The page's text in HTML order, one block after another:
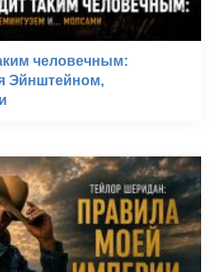
человечным:
Эйнштейном,